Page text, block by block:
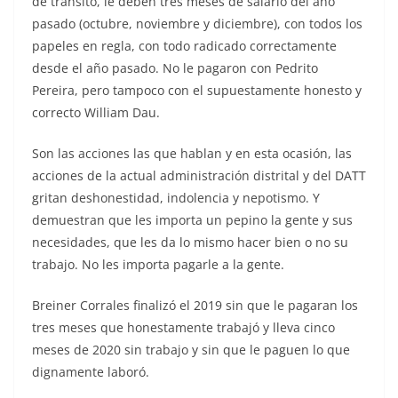
pasado (octubre, noviembre y diciembre), con todos los
papeles en regla, con todo radicado correctamente
desde el año pasado. No le pagaron con Pedrito
Pereira, pero tampoco con el supuestamente honesto y
correcto William Dau.
Son las acciones las que hablan y en esta ocasión, las
acciones de la actual administración distrital y del DATT
gritan deshonestidad, indolencia y nepotismo. Y
demuestran que les importa un pepino la gente y sus
necesidades, que les da lo mismo hacer bien o no su
trabajo. No les importa pagarle a la gente.
Breiner Corrales finalizó el 2019 sin que le pagaran los
tres meses que honestamente trabajó y lleva cinco
meses de 2020 sin trabajo y sin que le paguen lo que
dignamente laboró.